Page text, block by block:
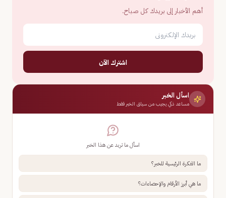
أهم الأخبار إلى بريدك كل صباح.
اشترك الآن
اسأل الخبر
مساعد ذكي يجيب من سياق الخبر فقط
اسأل ما تريد عن هذا الخبر
ما الفكرة الرئيسية للخبر؟
ما هي أبرز الأرقام والإحصاءات؟